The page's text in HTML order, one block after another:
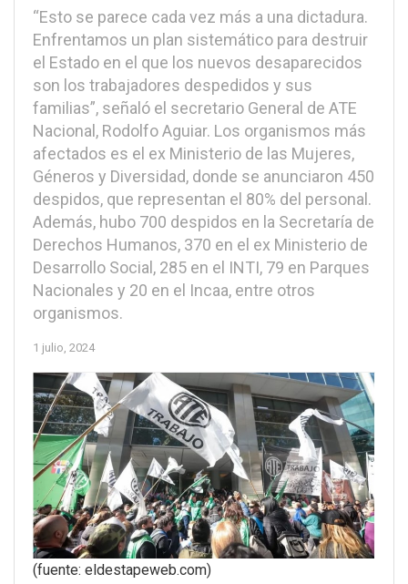
“Esto se parece cada vez más a una dictadura.
Enfrentamos un plan sistemático para destruir
el Estado en el que los nuevos desaparecidos
son los trabajadores despedidos y sus
familias”, señaló el secretario General de ATE
Nacional, Rodolfo Aguiar. Los organismos más
afectados es el ex Ministerio de las Mujeres,
Géneros y Diversidad, donde se anunciaron 450
despidos, que representan el 80% del personal.
Además, hubo 700 despidos en la Secretaría de
Derechos Humanos, 370 en el ex Ministerio de
Desarrollo Social, 285 en el INTI, 79 en Parques
Nacionales y 20 en el Incaa, entre otros
organismos.
1 julio, 2024
(fuente: eldestapeweb.com)